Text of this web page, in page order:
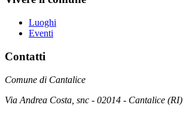
Luoghi
Eventi
Contatti
Comune di Cantalice
Via Andrea Costa, snc - 02014 - Cantalice (RI)